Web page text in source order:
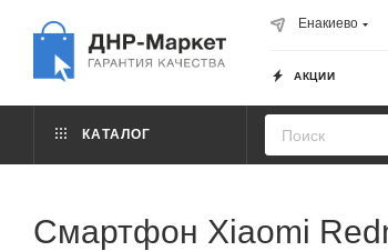
Енакиево
АКЦИИ
КАТАЛОГ
Смартфон Xiaomi